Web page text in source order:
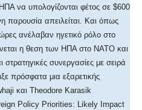
να υπολογίζονται φέτος σε $600
παρουσία απειλείται. Και όπως
ανέλαβαν ηγετικό ρόλο στο
η θεση των ΗΠΑ στο ΝΑΤΟ και
στρατηγικές συνεργασίες με σειρά
πρόσφατα μια εξαρετικής
και Theodore Karasik
Policy Priorities: Likely Impact